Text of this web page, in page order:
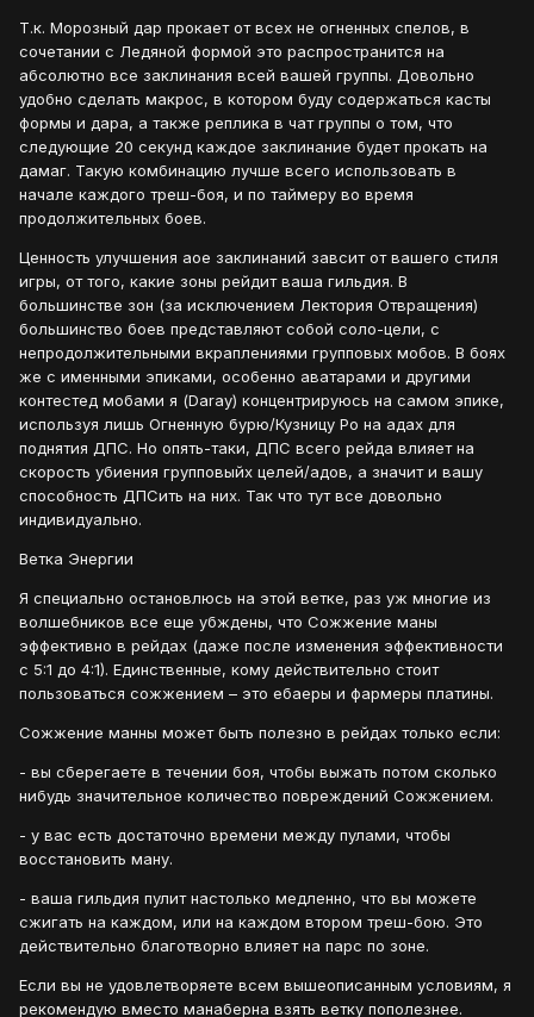
Т.к. Морозный дар прокает от всех не огненных спелов, в
сочетании с Ледяной формой это распространится на
абсолютно все заклинания всей вашей группы. Довольно
удобно сделать макрос, в котором буду содержаться касты
формы и дара, а также реплика в чат группы о том, что
следующие 20 секунд каждое заклинание будет прокать на
дамаг. Такую комбинацию лучше всего использовать в
начале каждого треш-боя, и по таймеру во время
продолжительных боев.
Ценность улучшения аое заклинаний завсит от вашего стиля
игры, от того, какие зоны рейдит ваша гильдия. В
большинстве зон (за исключением Лектория Отвращения)
большинство боев представляют собой соло-цели, с
непродолжительными вкраплениями групповых мобов. В боях
же с именными эпиками, особенно аватарами и другими
контестед мобами я (Daray) концентрируюсь на самом эпике,
используя лишь Огненную бурю/Кузницу Ро на адах для
поднятия ДПС. Но опять-таки, ДПС всего рейда влияет на
скорость убиения групповыйх целей/адов, а значит и вашу
способность ДПСить на них. Так что тут все довольно
индивидуально.
Ветка Энергии
Я специально остановлюсь на этой ветке, раз уж многие из
волшебников все еще убждены, что Сожжение маны
эффективно в рейдах (даже после изменения эффективности
с 5:1 до 4:1). Единственные, кому действительно стоит
пользоваться сожжением – это ебаеры и фармеры платины.
Сожжение манны может быть полезно в рейдах только если:
- вы сберегаете в течении боя, чтобы выжать потом сколько
нибудь значительное количество повреждений Сожжением.
- у вас есть достаточно времени между пулами, чтобы
восстановить ману.
- ваша гильдия пулит настолько медленно, что вы можете
сжигать на каждом, или на каждом втором треш-бою. Это
действительно благотворно влияет на парс по зоне.
Если вы не удовлетворяете всем вышеописанным условиям, я
рекомендую вместо манаберна взять ветку пополезнее.